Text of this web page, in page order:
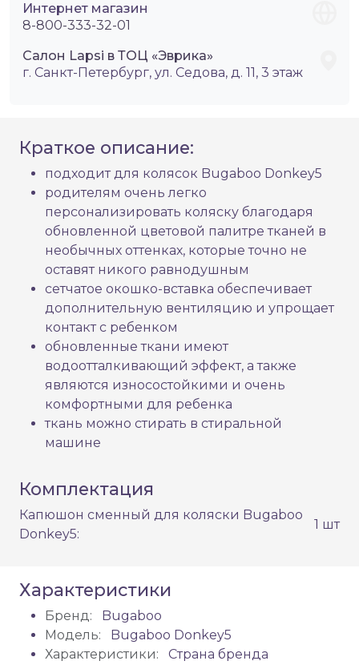
Интернет магазин
8-800-333-32-01
Салон Lapsi в ТОЦ «Эврика»
г. Санкт-Петербург, ул. Седова, д. 11, 3 этаж
Краткое описание:
подходит для колясок Bugaboo Donkey5
родителям очень легко
персонализировать коляску благодаря
обновленной цветовой палитре тканей в
необычных оттенках, которые точно не
оставят никого равнодушным
сетчатое окошко-вставка обеспечивает
дополнительную вентиляцию и упрощает
контакт с ребенком
обновленные ткани имеют
водоотталкивающий эффект, а также
являются износостойкими и очень
комфортными для ребенка
ткань можно стирать в стиральной
машине
Комплектация
Капюшон сменный для коляски Bugaboo
Donkey5:
1 шт
Характеристики
Бренд:
Bugaboo
Модель:
Bugaboo Donkey5
Характеристики:
Страна бренда